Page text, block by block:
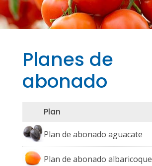
Planes de
abonado
Plan
Plan de abonado aguacate
Plan de abonado albaricoque